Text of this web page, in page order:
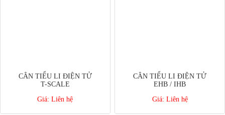
CÂN TIỂU LI ĐIỆN TỬ
T-SCALE
Giá: Liên hệ
CÂN TIỂU LI ĐIỆN TỬ
EHB / IHB
Giá: Liên hệ